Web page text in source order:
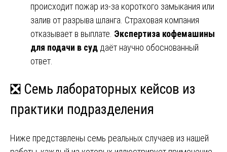
происходит пожар из-за короткого замыкания или
залив от разрыва шланга. Страховая компания
отказывает в выплате. Экспертиза кофемашины
для подачи в суд даёт научно обоснованный
ответ.
❎ Семь лабораторных кейсов из
практики подразделения
Ниже представлены семь реальных случаев из нашей